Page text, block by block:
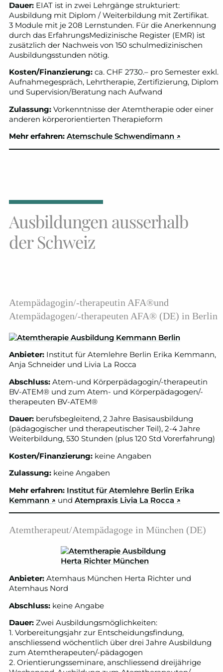
Dauer: EIAT ist in zwei Lehrgänge strukturiert:
Ausbildung mit Diplom / Weiterbildung mit Zertifikat.
3 Module mit je 208 Lernstunden. Für die Anerkennung
durch das ErfahrungsMedizinische Register (EMR) ist
zusätzlich der Nachweis von 150 schulmedizinischen
Ausbildungsstunden nötig.
Kosten/Finanzierung: ca. CHF 2730.– pro Semester exkl.
Aufnahmegespräch, Lehrtherapie, Zertifizierung, Diplom
und Supervision/Beratung nach Aufwand
Zulassung: Vorkenntnisse der Atemtherapie oder einer
anderen körperorientierten Therapieform
Mehr erfahren: Atemschule Schwendimann ↗
Ausbildungen ausserhalb
der Schweiz
Atempädagogin/-therapeutin AFA®und
Atempädagogen/-therapeuten AFA® (DE) in Berlin
Anbieter: Institut für Atemlehre Berlin Erika Kemmann,
Anja Schneider und Livia La Rocca
Abschluss: Atem-und Körperpädagogin/-therapeutin
BV-ATEM® und zum Atem- und Körperpädagogen/-
therapeuten BV-ATEM®
Dauer: berufsbegleitend, 2 Jahre Basisausbildung
(pädagogischer und therapeutischer Teil), 2-4 Jahre
Weiterbildung, 530 Stunden (plus 120 Std Vorerfahrung)
Kosten/Finanzierung: keine Angaben
Zulassung: keine Angaben
Mehr erfahren: Institut für Atemlehre Berlin Erika
Kemmann ↗ und Atempraxis Livia La Rocca ↗
Atemtherapeut/Atempädagoge in München (DE)
Anbieter: Atemhaus München Herta Richter und
Atemhaus Nord
Abschluss: keine Angabe
Dauer: Zwei Ausbildungsmöglichkeiten:
1. Vorbereitungsjahr zur Entscheidungsfindung,
anschliessend wöchentlich über drei Jahre Ausbildung
zum Atemtherapeuten/-pädagogen
2. Orientierungsseminare, anschliessend dreijährige